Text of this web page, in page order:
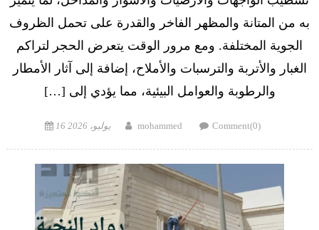
به من المتانة والمظهر الفاخر والقدرة على تحمل الظروف
الجوية المختلفة. ومع مرور الوقت يتعرض الحجر لتراكم
الغبار والأتربة والترسبات والأملاح، إضافة إلى آثار الأمطار
والرطوبة والعوامل البيئية، مما يؤدي إلى […]
Posted
16 يوليو، 2026 Author
mohammed Comment(0)